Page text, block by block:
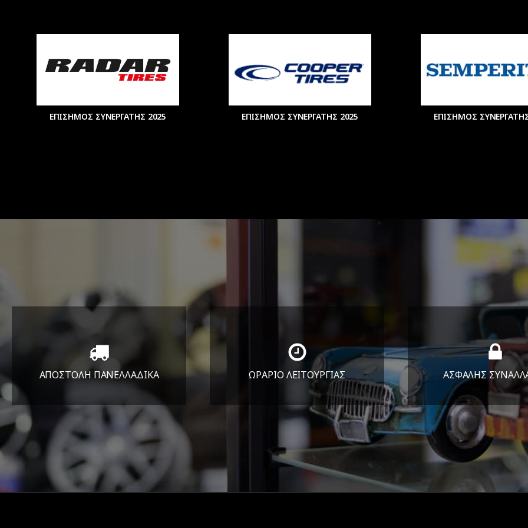
ΕΠΙΣΗΜΟΣ ΣΥΝΕΡΓΑΤΗΣ 2025 ΕΠΙΣΗΜΟΣ ΣΥΝΕΡΓΑΤΗΣ 2025 ΕΠΙΣΗΜΟΣ
ΑΠΟΣΤΟΛΗ ΠΑΝΕΛΛΑΔΙΚA
Όπου και αν είστε θα σας
στείλουμε τα ελαστικά σας
ΩΡΑΡΙΟ ΛΕΙΤΟΥΡΓΙΑΣ
ΔΕΥ-ΠΑΡ 8:30-17:30
ΑΣΦΑΛΗΣ
Εγγυόμαστε την
των συναλλαγών